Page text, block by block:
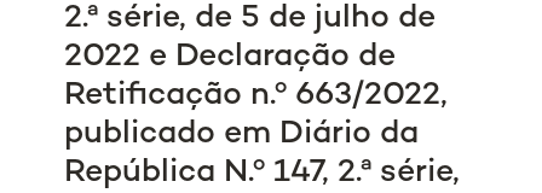
2.ª série, de 5 de julho de
2022 e Declaração de
Retificação n.º 663/2022,
publicado em Diário da
República N.º 147, 2.ª série,